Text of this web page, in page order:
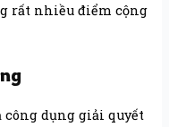
rất nhiều điểm cộng
công dụng giải quyết